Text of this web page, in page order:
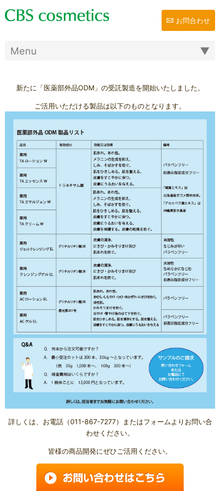
お問合わせ
新たに「医薬部外品ODM」 の受託製造を開始いたしました。
ご活用いただける製品は以下のものとなります。
詳しくは、お電話（011-867-7277）またはフォームよりお問い合
わせください。
皆様の商品開発にぜひご活用ください。